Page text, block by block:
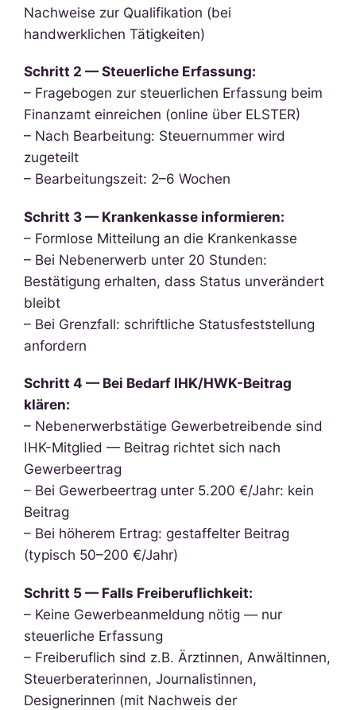
Nachweise zur Qualifikation (bei
handwerklichen Tätigkeiten)
Schritt 2 — Steuerliche Erfassung:
– Fragebogen zur steuerlichen Erfassung beim
Finanzamt einreichen (online über ELSTER)
– Nach Bearbeitung: Steuernummer wird
zugeteilt
– Bearbeitungszeit: 2–6 Wochen
Schritt 3 — Krankenkasse informieren:
– Formlose Mitteilung an die Krankenkasse
– Bei Nebenerwerb unter 20 Stunden:
Bestätigung erhalten, dass Status unverändert
bleibt
– Bei Grenzfall: schriftliche Statusfeststellung
anfordern
Schritt 4 — Bei Bedarf IHK/HWK-Beitrag
klären:
– Nebenerwerbstätige Gewerbetreibende sind
IHK-Mitglied — Beitrag richtet sich nach
Gewerbeertrag
– Bei Gewerbeertrag unter 5.200 €/Jahr: kein
Beitrag
– Bei höherem Ertrag: gestaffelter Beitrag
(typisch 50–200 €/Jahr)
Schritt 5 — Falls Freiberuflichkeit:
– Keine Gewerbeanmeldung nötig — nur
steuerliche Erfassung
– Freiberuflich sind z.B. Ärztinnen, Anwältinnen,
Steuerberaterinnen, Journalistinnen,
Designerinnen (mit Nachweis der